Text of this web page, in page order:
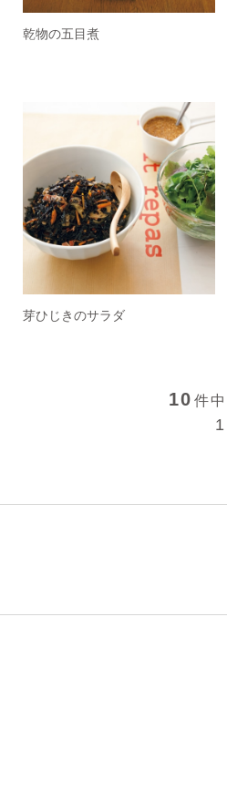
乾物の五目煮
芽ひじきのサラダ
10 件中
1